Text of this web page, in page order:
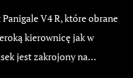
V4 R, które obrane
kierownicę jak w
jest zakrojony na…